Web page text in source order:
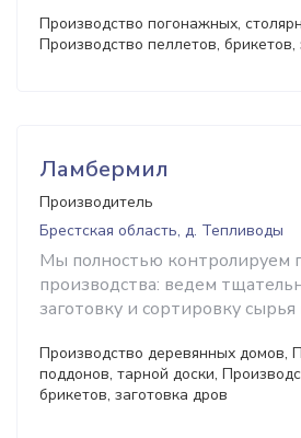
Производство погонажных,
Производство пеллетов, брикетов,
Ламбермил
Производитель
Брестская область, д. Тепливоды
Мы полностью контролируем
производства: ведем
заготовку и сортировку сырья
Производство деревянных домов,
поддонов, тарной доски,
брикетов, заготовка дров